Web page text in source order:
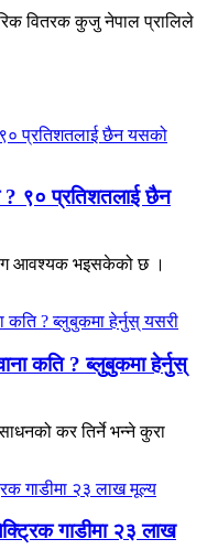
वितरक कुजु नेपाल प्रालिले
? ९० प्रतिशतलाई छैन
आवश्यक भइसकेको छ ।
कति ? ब्लुबुकमा हेर्नुस्
कर तिर्ने भन्ने कुरा
गाडीमा २३ लाख